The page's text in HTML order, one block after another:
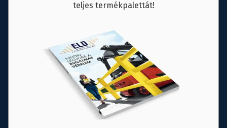
teljes termékpalettát!